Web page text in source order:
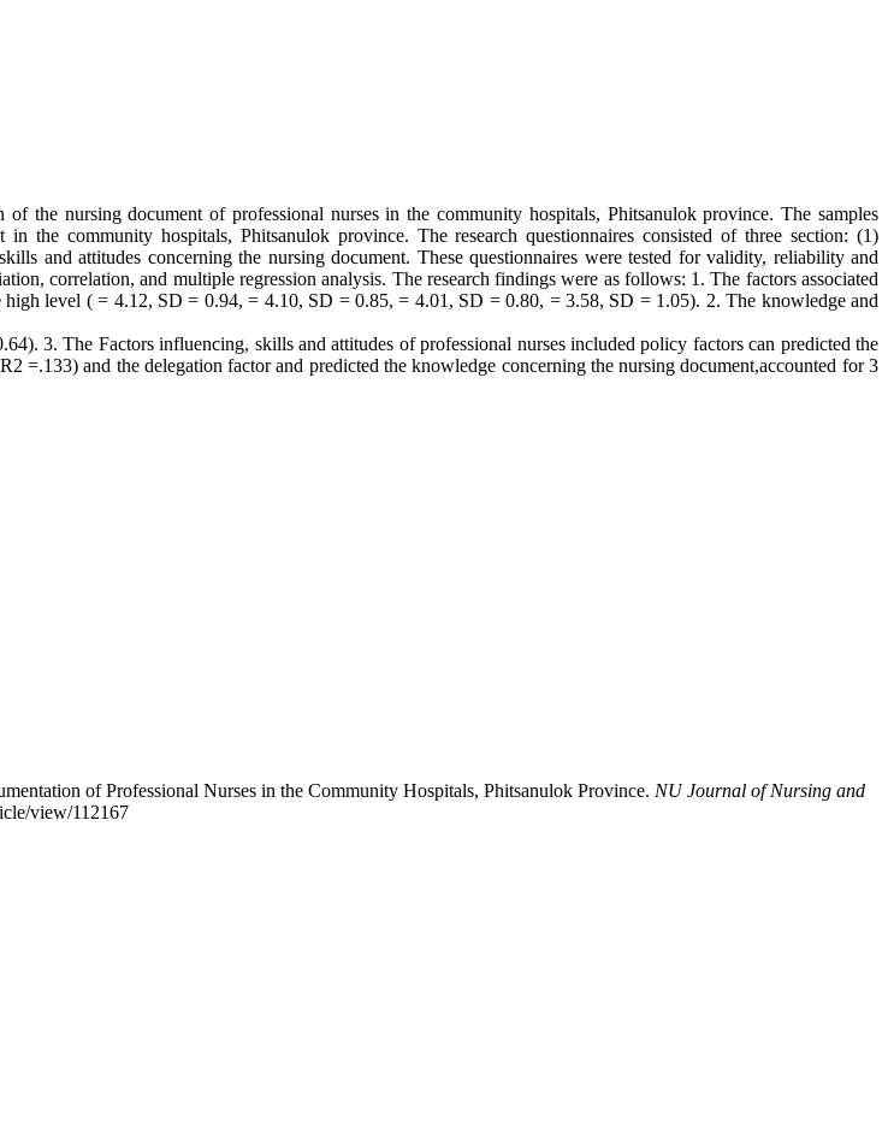
the nursing document of professional nurses in the community hospitals, Phitsanulok province. The samples
the community hospitals, Phitsanulok province. The research questionnaires consisted of three section: (1)
and attitudes concerning the nursing document. These questionnaires were tested for validity, reliability and
correlation, and multiple regression analysis. The research findings were as follows: 1. The factors associated
level ( = 4.12, SD = 0.94, = 4.10, SD = 0.85, = 4.01, SD = 0.80, = 3.58, SD = 1.05). 2. The knowledge and
3. The Factors influencing, skills and attitudes of professional nurses included policy factors can predicted the
=.133) and the delegation factor and predicted the knowledge concerning the nursing document,accounted for 3
of Professional Nurses in the Community Hospitals, Phitsanulok Province. NU Journal of Nursing and
view/112167